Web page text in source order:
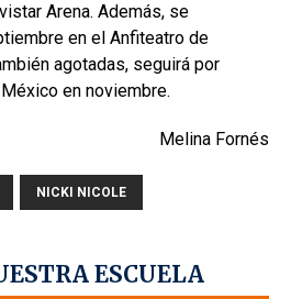
Arena. Además, se
en el Anfiteatro de
agotadas, seguirá por
en noviembre.
Melina Fornés
NICKI NICOLE
ESCUELA